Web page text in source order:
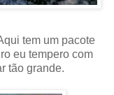
tem um pacote
eu tempero com
tão grande.